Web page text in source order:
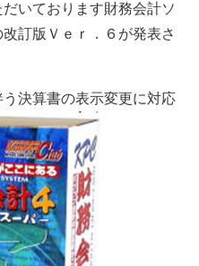
いております財務会計ソ
訂版Ｖｅｒ．６が発表さ
決算書の表示変更に対応